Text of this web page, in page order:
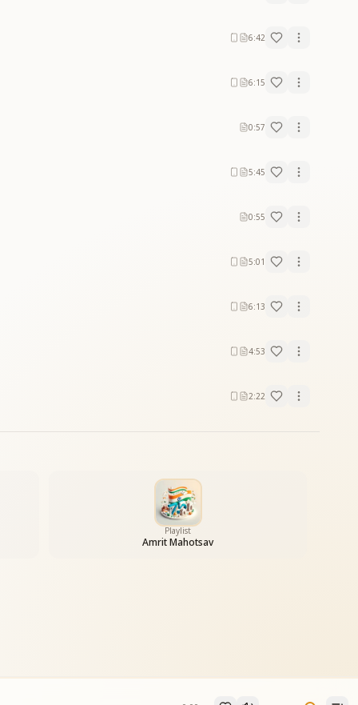
6:42
6:15
0:57
5:45
0:55
5:01
6:13
4:53
2:22
Playlist
Amrit Mahotsav